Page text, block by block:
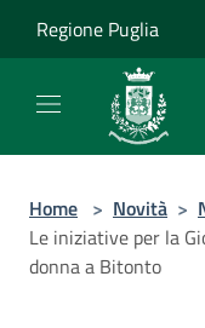
Regione Puglia
Home > Novità >
Le iniziative per la
donna a Bitonto